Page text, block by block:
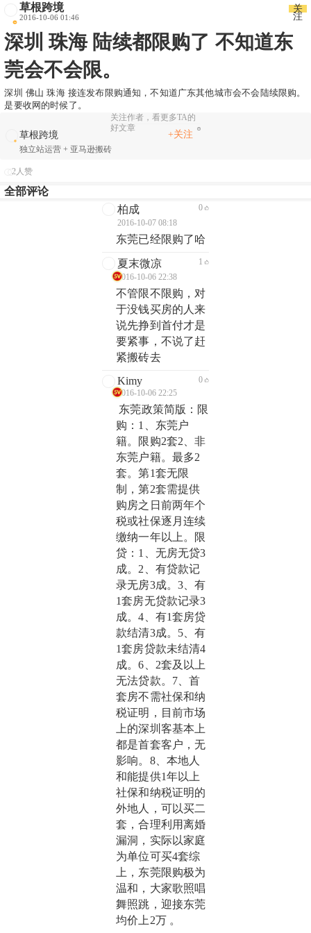
草根跨境
2016-10-06 01:46
关
注
深圳 珠海 陆续都限购了 不知道东
莞会不会限。
深圳 佛山 珠海 接连发布限购通知，不知道广东其他城市会不会陆续限购。
是要收网的时候了。
关注作者，看更多TA的
好文章
草根跨境
独立站运营 + 亚马逊搬砖
+关注
2人赞
全部评论
柏成
2016-10-07 08:18
0
东莞已经限购了哈
夏末微凉
2016-10-06 22:38
1
不管限不限购，对
于没钱买房的人来
说先挣到首付才是
要紧事，不说了赶
紧搬砖去
Kimy
2016-10-06 22:25
0
东莞政策简版：限
购：1、东莞户
籍。限购2套2、非
东莞户籍。最多2
套。第1套无限
制，第2套需提供
购房之日前两年个
税或社保逐月连续
缴纳一年以上。限
贷：1、无房无贷3
成。2、有贷款记
录无房3成。3、有
1套房无贷款记录3
成。4、有1套房贷
款结清3成。5、有
1套房贷款未结清4
成。6、2套及以上
无法贷款。7、首
套房不需社保和纳
税证明，目前市场
上的深圳客基本上
都是首套客户，无
影响。8、本地人
和能提供1年以上
社保和纳税证明的
外地人，可以买二
套，合理利用离婚
漏洞，实际以家庭
为单位可买4套综
上，东莞限购极为
温和，大家歌照唱
舞照跳，迎接东莞
均价上2万 。